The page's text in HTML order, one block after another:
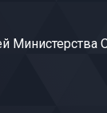
Министерства